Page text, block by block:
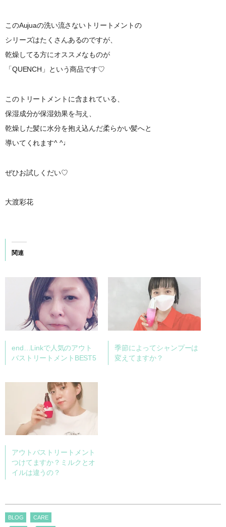
このAujuaの洗い流さないトリートメントの
シリーズはたくさんあるのですが、
乾燥してる方にオススメなものが
「QUENCH」という商品です♡
このトリートメントに含まれている、
保湿成分が保湿効果を与え、
乾燥した髪に水分を抱え込んだ柔らかい髪へと
導いてくれます^ ^♩
ぜひお試しくだい♡
大渡彩花
関連
end…Linkで人気のアウト
バストリートメントBEST5
季節によってシャンプーは
変えてますか？
アウトバストリートメント
つけてますか？ミルクとオ
イルは違うの？
BLOG CARE